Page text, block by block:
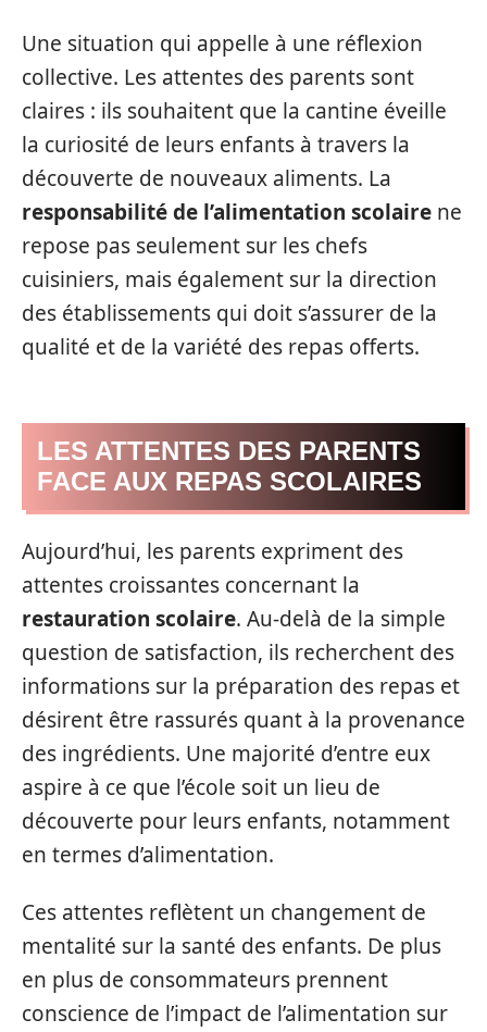
Une situation qui appelle à une réflexion
collective. Les attentes des parents sont
claires : ils souhaitent que la cantine éveille
la curiosité de leurs enfants à travers la
découverte de nouveaux aliments. La
responsabilité de l’alimentation scolaire ne
repose pas seulement sur les chefs
cuisiniers, mais également sur la direction
des établissements qui doit s’assurer de la
qualité et de la variété des repas offerts.
LES ATTENTES DES PARENTS
FACE AUX REPAS SCOLAIRES
Aujourd’hui, les parents expriment des
attentes croissantes concernant la
restauration scolaire. Au-delà de la simple
question de satisfaction, ils recherchent des
informations sur la préparation des repas et
désirent être rassurés quant à la provenance
des ingrédients. Une majorité d’entre eux
aspire à ce que l’école soit un lieu de
découverte pour leurs enfants, notamment
en termes d’alimentation.
Ces attentes reflètent un changement de
mentalité sur la santé des enfants. De plus
en plus de consommateurs prennent
conscience de l’impact de l’alimentation sur